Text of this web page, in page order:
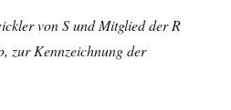
von S und Mitglied der R
zur Kennzeichnung der